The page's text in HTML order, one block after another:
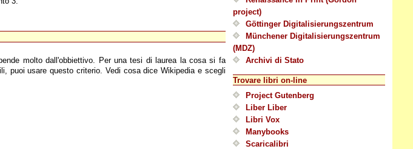
molto dall'obbiettivo. Per una tesi di laurea la cosa si fa
puoi usare questo criterio. Vedi cosa dice Wikipedia e scegli
project)
Göttinger Digitalisierungszentrum
Münchener Digitalisierungszentrum
(MDZ)
Archivi di Stato
Trovare libri on-line
Project Gutenberg
Liber Liber
Libri Vox
Manybooks
Scaricalibri